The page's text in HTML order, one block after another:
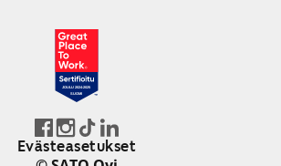
JOULU 2024-2025
SUOMI
Evästeasetukset